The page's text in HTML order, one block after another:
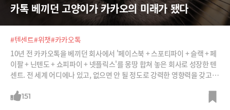
카톡 베끼던 고양이가 카카오의 미래가 됐다
#텐센트#위챗#카카오톡
10년 전 카카오톡을 베끼던 회사에서 '페이스북 + 스포티파이 + 슬랙 + 페
이팔 + 닌텐도 + 쇼피파이 + 넷플릭스'를 몽땅 합쳐 놓은 회사로 성장한 텐
센트. 전 세계 어디에나 있고, 없으면 안 될 정도로 강력한 영향력을 갖고
을 소개한다.
151